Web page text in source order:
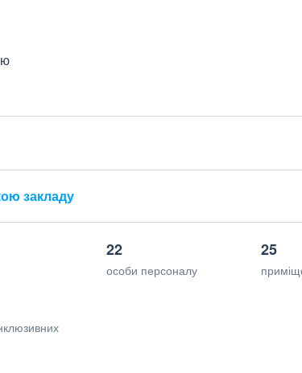
закладу
22
особи персоналу
25